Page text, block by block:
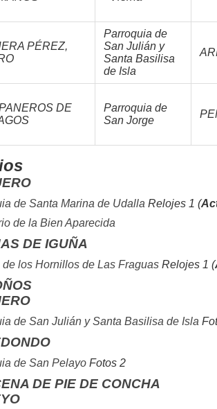
PÉREZ,
Parroquia de
San Julián y
Santa Basilisa
de Isla
DE
Parroquia de
San Jorge
de Santa Marina de Udalla Relojes 1 (
de la Bien Aparecida
DE IGUÑA
los Hornillos de Las Fraguas Relojes 1 (
de San Julián y Santa Basilisa de Isla
de San Pelayo Fotos 2
DE PIE DE CONCHA